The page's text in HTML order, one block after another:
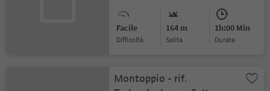
Facile
Difficoltà
164 m
Salita
1h:00 Min
durata
Montoppio - rif.